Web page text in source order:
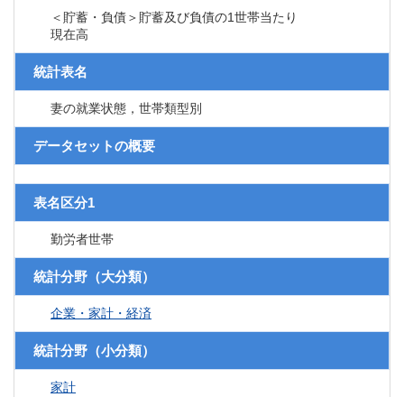
＜貯蓄・負債＞貯蓄及び負債の1世帯当たり
現在高
統計表名
妻の就業状態，世帯類型別
データセットの概要
表名区分1
勤労者世帯
統計分野（大分類）
企業・家計・経済
統計分野（小分類）
家計